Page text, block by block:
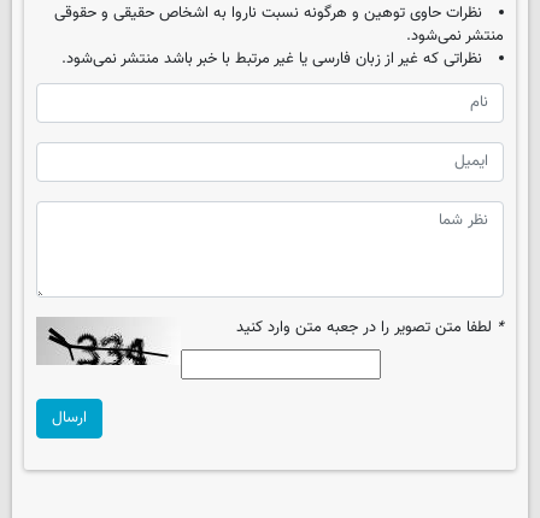
نظرات حاوی توهین و هرگونه نسبت ناروا به اشخاص حقیقی و حقوقی
منتشر نمی‌شود.
نظراتی که غیر از زبان فارسی یا غیر مرتبط با خبر باشد منتشر نمی‌شود.
* لطفا متن تصویر را در جعبه متن وارد کنید
ارسال